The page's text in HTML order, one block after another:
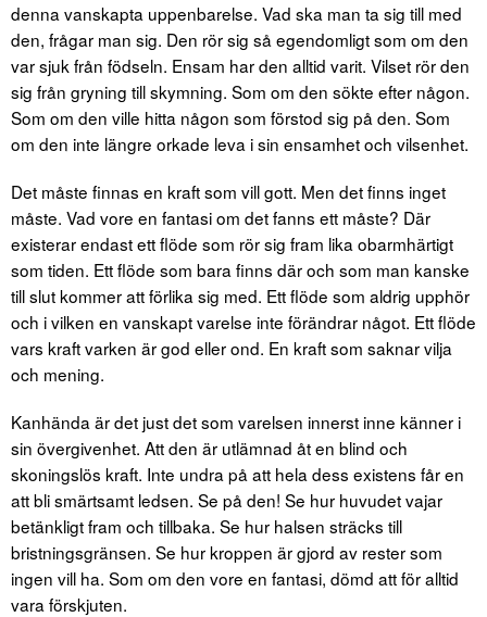
denna vanskapta uppenbarelse. Vad ska man ta sig till med
den, frågar man sig. Den rör sig så egendomligt som om den
var sjuk från födseln. Ensam har den alltid varit. Vilset rör den
sig från gryning till skymning. Som om den sökte efter någon.
Som om den ville hitta någon som förstod sig på den. Som
om den inte längre orkade leva i sin ensamhet och vilsenhet.
Det måste finnas en kraft som vill gott. Men det finns inget
måste. Vad vore en fantasi om det fanns ett måste? Där
existerar endast ett flöde som rör sig fram lika obarmhärtigt
som tiden. Ett flöde som bara finns där och som man kanske
till slut kommer att förlika sig med. Ett flöde som aldrig upphör
och i vilken en vanskapt varelse inte förändrar något. Ett flöde
vars kraft varken är god eller ond. En kraft som saknar vilja
och mening.
Kanhända är det just det som varelsen innerst inne känner i
sin övergivenhet. Att den är utlämnad åt en blind och
skoningslös kraft. Inte undra på att hela dess existens får en
att bli smärtsamt ledsen. Se på den! Se hur huvudet vajar
betänkligt fram och tillbaka. Se hur halsen sträcks till
bristningsgränsen. Se hur kroppen är gjord av rester som
ingen vill ha. Som om den vore en fantasi, dömd att för alltid
vara förskjuten.